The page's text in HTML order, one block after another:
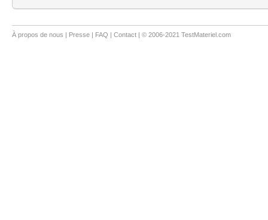
À propos de nous | Presse | FAQ | Contact | © 2006-2021 TestMateriel.com